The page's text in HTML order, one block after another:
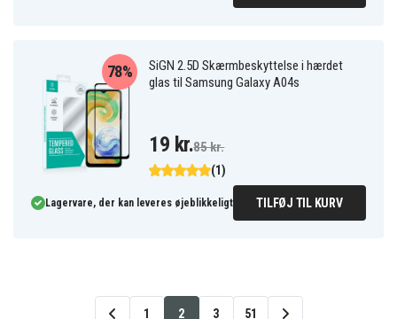
SiGN 2.5D Skærmbeskyttelse i hærdet
glas til Samsung Galaxy A04s
(1)
78%
19 kr.85 kr.
Lagervare, der kan leveres øjeblikkeligt TILFØJ TIL KURV
1 2 3 51